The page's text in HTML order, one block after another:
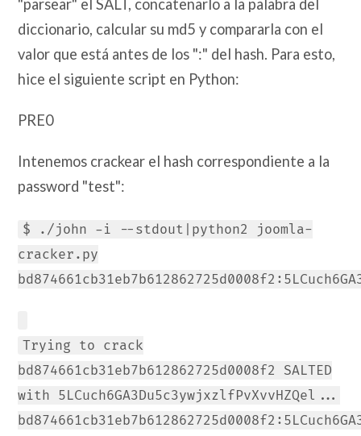
"parsear" el SALT, concatenarlo a la palabra del
diccionario, calcular su md5 y compararla con el
valor que está antes de los ":" del hash. Para esto,
hice el siguiente script en Python:
PRE0
Intenemos crackear el hash correspondiente a la
password "test":
$ ./john -i --stdout|python2 joomla-
cracker.py
Trying to crack
bd874661cb31eb7b612862725d0008f2 SALTED
with 5LCuch6GA3Du5c3ywjxzlfPvXvvHZQel...